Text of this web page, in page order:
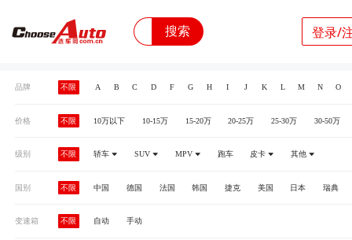
搜索 登录/
品牌 不限 A B C D F G H I J K L M N O
价格 不限 10万以下 10-15万 15-20万 20-25万 25-30万 30-50万
级别 不限 轿车 SUV MPV 跑车 皮卡 其他
国别 不限 中国 德国 法国 韩国 捷克 美国 日本 瑞典
变速箱 不限 自动 手动